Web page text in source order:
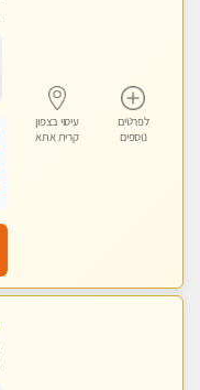
לפרטים
נוספים
עיסוי בצפון
קרית אתא